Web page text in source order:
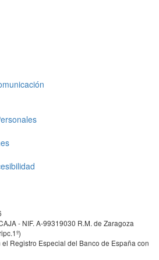
- NIF. A-99319030 R.M. de Zaragoza
Registro Especial del Banco de España con